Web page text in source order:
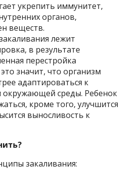
укрепить иммунитет,
органов,
веществ.
лежит
в результате
перестройка
значит, что организм
адаптироваться к
среды. Ребенок
кроме того, улучшится
выносливость к
закаливания: